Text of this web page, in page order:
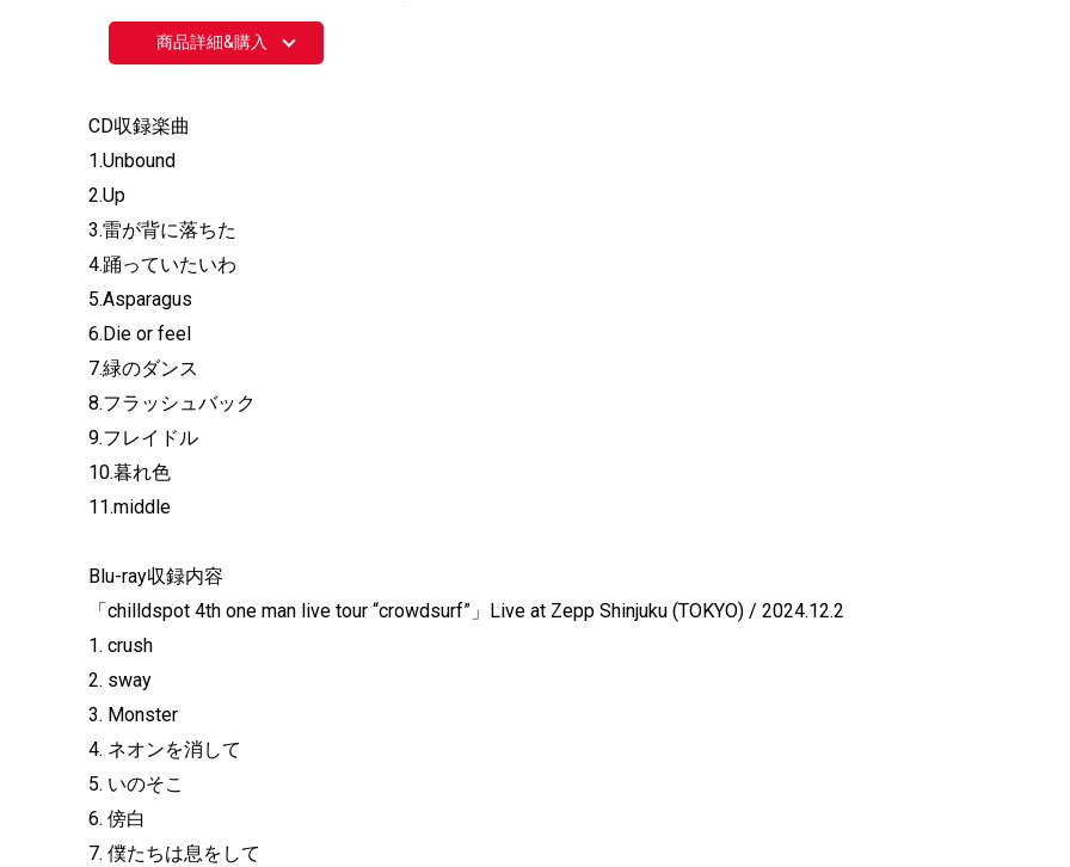
商品詳細&購入
CD収録楽曲
1.Unbound
2.Up
3.雷が背に落ちた
4.踊っていたいわ
5.Asparagus
6.Die or feel
7.緑のダンス
8.フラッシュバック
9.フレイドル
10.暮れ色
11.middle
Blu-ray収録内容
「chilldspot 4th one man live tour “crowdsurf”」Live at Zepp Shinjuku (TOKYO) / 2024.12.2
1. crush
2. sway
3. Monster
4. ネオンを消して
5. いのそこ
6. 傍白
7. 僕たちは息をして